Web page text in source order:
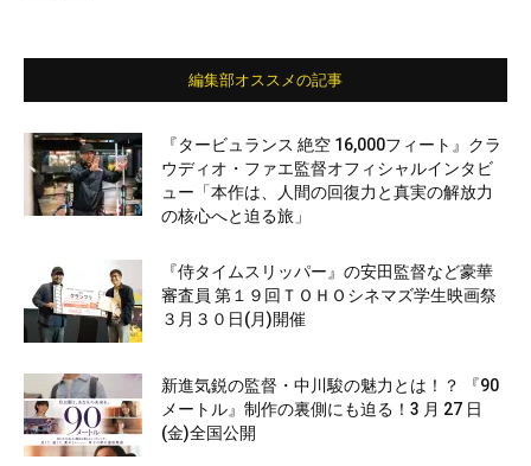
編集部オススメの記事
『タービュランス 絶空 16,000フィート』クラ
ウディオ・ファエ監督オフィシャルインタビ
ュー「本作は、人間の回復力と真実の解放力
の核心へと迫る旅」
『侍タイムスリッパー』の安田監督など豪華
審査員 第１９回ＴＯＨＯシネマズ学生映画祭
３月３０日(月)開催
新進気鋭の監督・中川駿の魅力とは！？ 『90
メートル』制作の裏側にも迫る！3 月 27 日
(金)全国公開